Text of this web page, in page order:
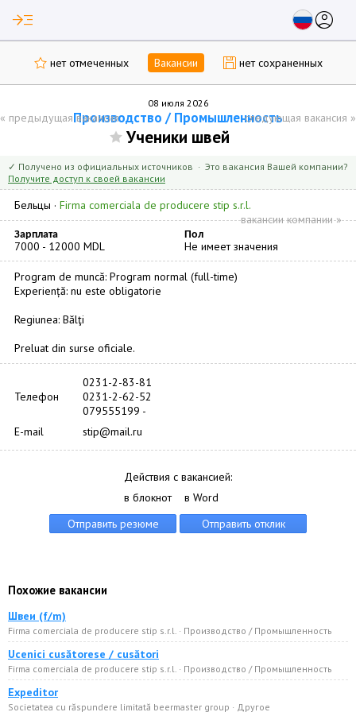
read_more account_circle
нет отмеченных Вакансии нет сохраненных
08 июля 2026
« предыдущая вакансияПроизводство / Промышленностьследующая вакансия »
Ученики швей
✓ Получено из официальных источников · Это вакансия Вашей компании?
Получите доступ к своей вакансии
Бельцы · Firma comerciala de producere stip s.r.l.
вакансии компании »
Зарплата Пол
7000 - 12000 MDL Не имеет значения
Program de muncă: Program normal (full-time)
Experiență: nu este obligatorie
Regiunea: Bălţi
Preluat din surse oficiale.
Телефон
0231-2-83-81
0231-2-62-52
079555199 -
E-mail
stip@mail.ru
Действия с вакансией:
в блокнот
в Word
Похожие вакансии
Швеи (f/m)
Firma comerciala de producere stip s.r.l. · Производство / Промышленность
Ucenici cusătorese / cusători
Firma comerciala de producere stip s.r.l. · Производство / Промышленность
Expeditor
Societatea cu răspundere limitată beermaster group · Другое